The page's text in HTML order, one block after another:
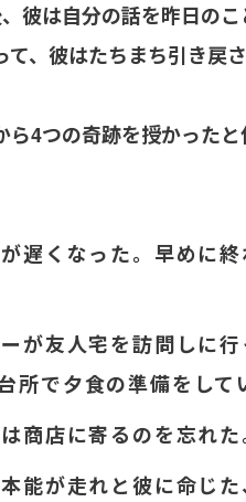
彼は自分の話を昨日の
て、彼はたちまち引き戻
ら4つの奇跡を授かった
遅くなった。早めに
が友人宅を訪問しに
所で夕食の準備をして
商店に寄るのを忘れ
能が走れと彼に命じ